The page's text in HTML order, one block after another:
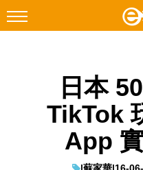
Instagram
科技焦點
日本
TikTok
App
|蘇家華|16-